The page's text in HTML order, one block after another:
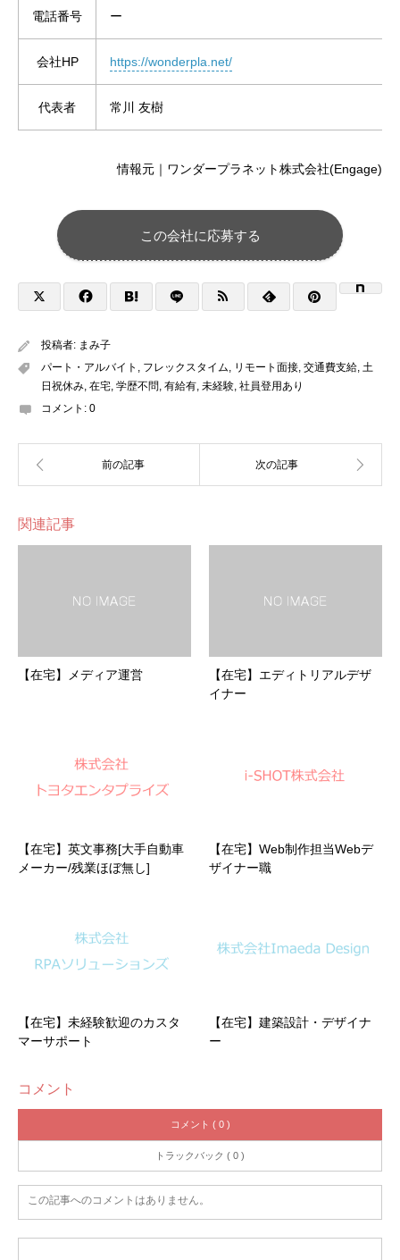
電話番号 ー
会社HP https://wonderpla.net/
代表者 常川 友樹
情報元｜ワンダープラネット株式会社(Engage)
この会社に応募する
投稿者: まみ子
パート・アルバイト , フレックスタイム, リモート面接, 交通費支給, 土
日祝休み, 在宅, 学歴不問, 有給有, 未経験, 社員登用あり
コメント: 0
関連記事
【在宅】メディア運営
【在宅】エディトリアルデザ
イナー
【在宅】英文事務[大手自動車
メーカー/残業ほぼ無し]
【在宅】Web制作担当Webデ
ザイナー職
【在宅】未経験歓迎のカスタ
マーサポート
【在宅】建築設計・デザイナ
ー
コメント
コメント ( 0 )
トラックバック ( 0 )
この記事へのコメントはありません。